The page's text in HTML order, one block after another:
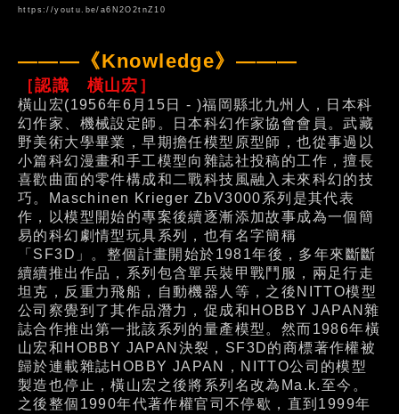
https://youtu.be/a6N2O2tnZ10
———《Knowledge》———
［認識 橫山宏］
橫山宏(1956年6月15日 - )福岡縣北九州人，日本科
幻作家、機械設定師。日本科幻作家協會會員。武藏
野美術大學畢業，早期擔任模型原型師，也從事過以
小篇科幻漫畫和手工模型向雜誌社投稿的工作，擅長
喜歡曲面的零件構成和二戰科技風融入未來科幻的技
巧。Maschinen Krieger ZbV3000系列是其代表
作，以模型開始的專案後續逐漸添加故事成為一個簡
易的科幻劇情型玩具系列，也有名字簡稱
「SF3D」。整個計畫開始於1981年後，多年來斷斷
續續推出作品，系列包含單兵裝甲戰鬥服，兩足行走
坦克，反重力飛船，自動機器人等，之後NITTO模型
公司察覺到了其作品潛力，促成和HOBBY JAPAN雜
誌合作推出第一批該系列的量產模型。然而1986年橫
山宏和HOBBY JAPAN決裂，SF3D的商標著作權被
歸於連載雜誌HOBBY JAPAN，NITTO公司的模型
製造也停止，橫山宏之後將系列名改為Ma.k.至今。
之後整個1990年代著作權官司不停歇，直到1999年